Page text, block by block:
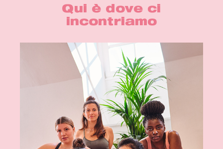
Qui è dove ci
incontriamo